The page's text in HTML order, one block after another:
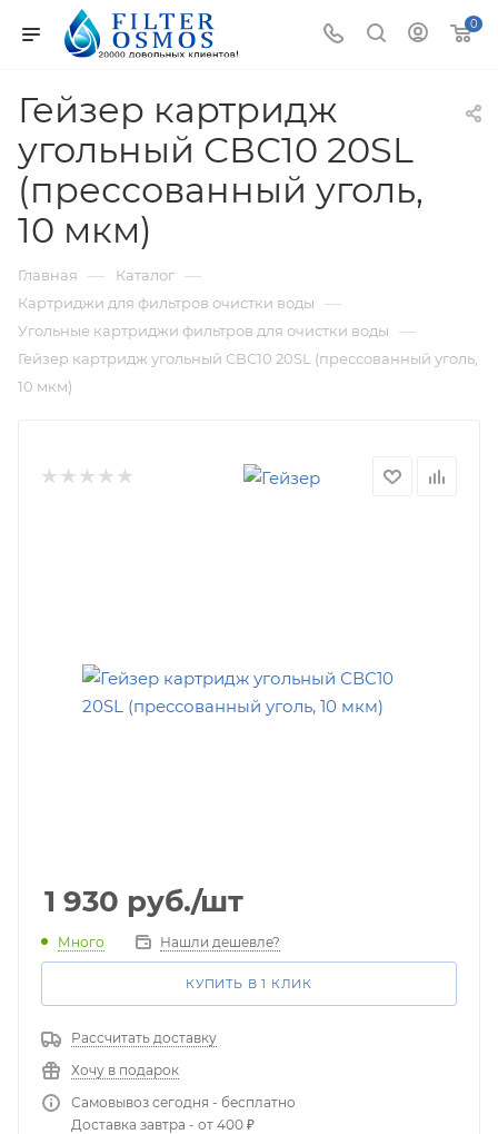
0
Гейзер картридж
угольный СВС10 20SL
(прессованный уголь,
10 мкм)
Главная — Каталог —
Картриджи для фильтров очистки воды —
Угольные картриджи фильтров для очистки воды —
Гейзер картридж угольный СВС10 20SL (прессованный уголь,
10 мкм)
1 930 руб./шт
Много Нашли дешевле?
КУПИТЬ В 1 КЛИК
Рассчитать доставку
Хочу в подарок
Самовывоз сегодня - бесплатно
Доставка завтра - от 400 ₽